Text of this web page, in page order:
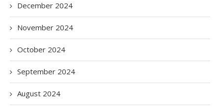
December 2024
November 2024
October 2024
September 2024
August 2024